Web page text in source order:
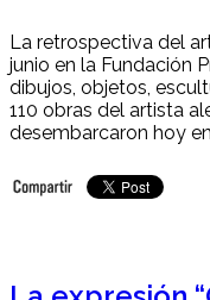
La retrospectiva del
junio en la Fundación
dibujos, objetos,
110 obras del artista
desembarcaron hoy